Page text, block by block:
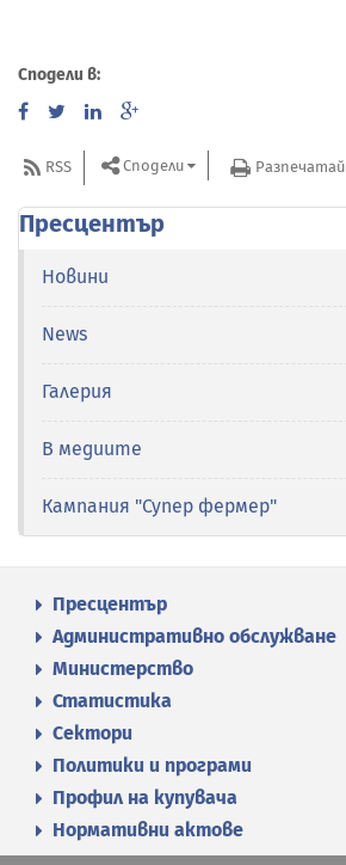
Сподели в:
RSS Сподели Разпечатай
Пресцентър
Новини
News
Галерия
В медиите
Кампания "Супер фермер"
Пресцентър
Административно обслужване
Министерство
Статистика
Сектори
Политики и програми
Профил на купувача
Нормативни актове